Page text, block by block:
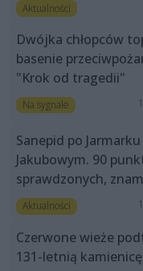
Aktualności
Dwójka chłopców
basenie
"Krok od tragedii"
Na sygnale
Sanepid po Jarmarku
Jakubowym. 90
sprawdzonych,
Aktualności
Czerwone wieże
131-letnią